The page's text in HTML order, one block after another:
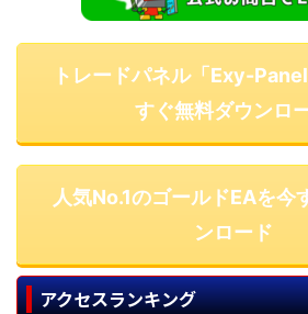
トレードパネル「Exy-
すぐ無料ダウンロ
人気No.1のゴールドEAを今
ンロード
アクセスランキング